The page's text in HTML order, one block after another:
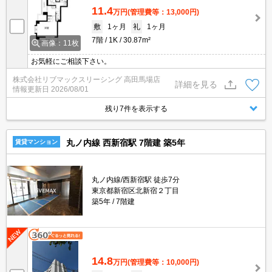
画像：11枚
11.4万円(管理費等：13,000円)
敷
1ヶ月 礼
1ヶ月
7階
1K 30.87m²
お気軽にご相談下さい。
株式会社リブマックスリーシング 高田馬場店
情報更新日 2026/08/01
詳細を見る
残り7件を表示する
賃貸マンション 丸ノ内線 西新宿駅 7階建 築5年
丸ノ内線/西新宿駅 徒歩7分
東京都新宿区北新宿２丁目
築5年
7階建
14.8万円(管理費等：10,000円)